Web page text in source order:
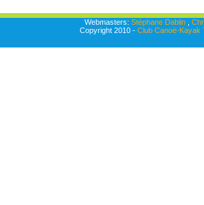
Webmasters: Stéphane Dablin,
Copyright 2010 - Club Canoë-Kayak